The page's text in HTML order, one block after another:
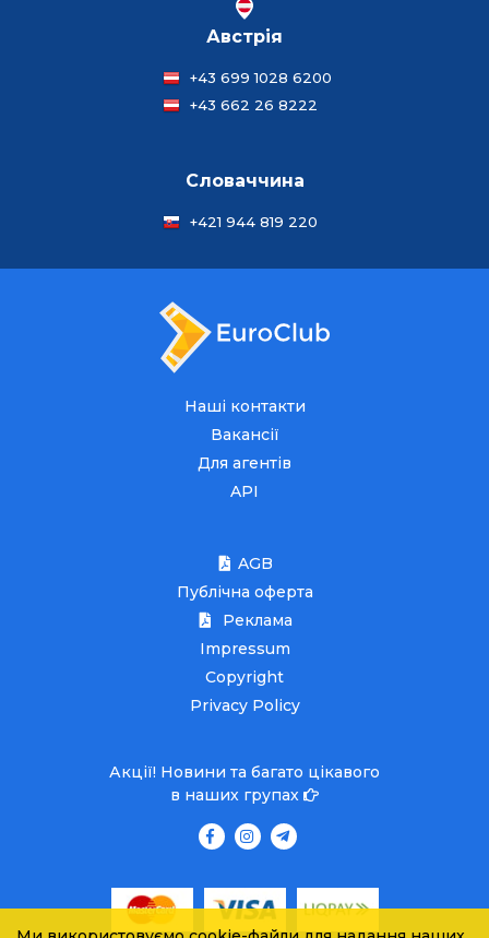
Австрія
+43 699 1028 6200
+43 662 26 8222
Словаччина
+421 944 819 220
Наші контакти
Вакансії
Для агентів
API
AGB
Публічна оферта
Реклама
Impressum
Copyright
Privacy Policy
Акції! Новини та багато цікавого
в наших групах